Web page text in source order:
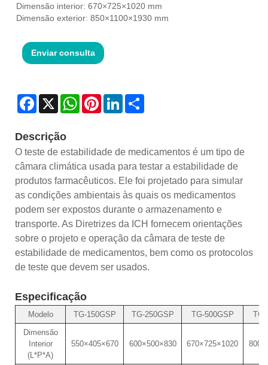
Dimensão interior: 670×725×1020 mm
Dimensão exterior: 850×1100×1930 mm
Enviar consulta
Facebook
X WhatsAppPinterestLinkedIn
Descrição
O teste de estabilidade de medicamentos é um tipo de
câmara climática usada para testar a estabilidade de
produtos farmacêuticos. Ele foi projetado para simular
as condições ambientais às quais os medicamentos
podem ser expostos durante o armazenamento e
transporte. As Diretrizes da ICH fornecem orientações
sobre o projeto e operação da câmara de teste de
estabilidade de medicamentos, bem como os protocolos
de teste que devem ser usados.
Especificação
Modelo TG-150GSP TG-250GSP TG-500GSP
TG-
Dimensão
Interior
(L*P*A)
550×405×670 600×500×830 670×725×1020